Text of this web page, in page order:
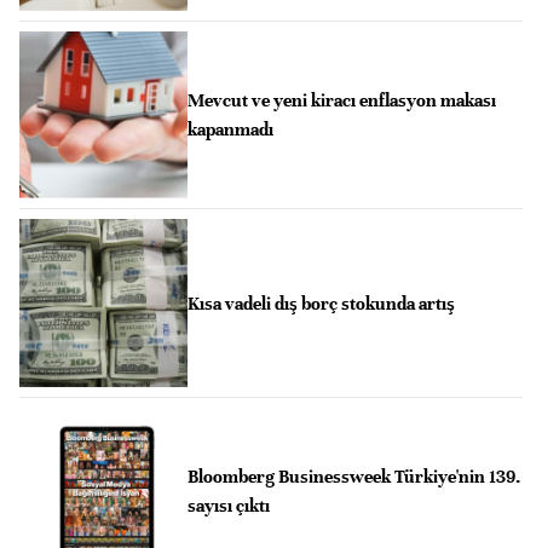
Mevcut ve yeni kiracı enflasyon makası
kapanmadı
Kısa vadeli dış borç stokunda artış
Bloomberg Businessweek Türkiye'nin 139.
sayısı çıktı